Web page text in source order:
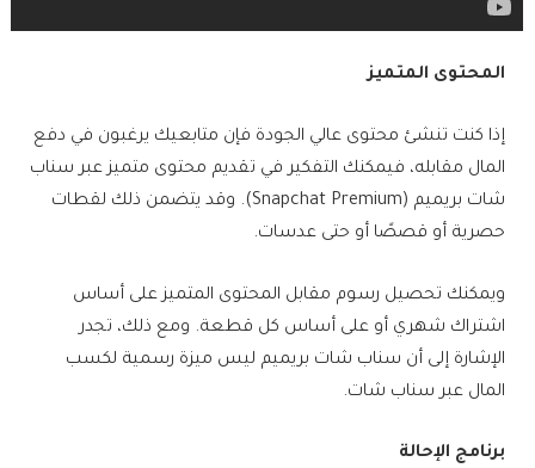
المحتوى المتميز
إذا كنت تنشئ محتوى عالي الجودة فإن متابعيك يرغبون في دفع
المال مقابله، فيمكنك التفكير في تقديم محتوى متميز عبر سناب
شات بريميم (Snapchat Premium). وقد يتضمن ذلك لقطات
حصرية أو قصصًا أو حتى عدسات.
ويمكنك تحصيل رسوم مقابل المحتوى المتميز على أساس
اشتراك شهري أو على أساس كل قطعة. ومع ذلك، تجدر
الإشارة إلى أن سناب شات بريميم ليس ميزة رسمية لكسب
المال عبر سناب شات.
برنامج الإحالة